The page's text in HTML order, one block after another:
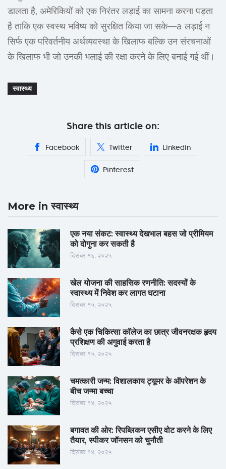
डालता है, अमेरिकियों को एक निरंतर लड़ाई का सामना करना पड़ता
है ताकि एक स्वस्थ भविष्य को सुरक्षित किया जा सके—a लड़ाई न
सिर्फ एक परिवर्तनीय अर्थव्यवस्था के खिलाफ बल्कि उन संरचनाओं
के खिलाफ भी जो उनकी भलाई की रक्षा करने के लिए बनाई गई थीं।
स्वास्थ्य
Share this article on:
Facebook Twitter Linkedin
Pinterest
More in स्वास्थ्य
एक नया संकट: स्वास्थ्य देखभाल बहस जो प्रीमियम
को दोगुना कर सकती है
दिसंबर १६, २०२५
खेल योजना की साहसिक रणनीति: सदस्यों के
स्वास्थ्य में निवेश कर लागत घटाना
दिसंबर १५, २०२५
कैसे एक चिकित्सा कॉलेज का छात्र जीवनरक्षक हृदय
प्रशिक्षण की अगुवाई करता है
दिसंबर १५, २०२५
चमत्कारी जन्म: विशालकाय ट्यूमर के ऑपरेशन के
बीच जन्मा बच्चा
दिसंबर १४, २०२५
बगावत की ओर: रिपब्लिकन एसीए वोट करने के लिए
तैयार, स्पीकर जॉनसन को चुनौती
दिसंबर १४, २०२५